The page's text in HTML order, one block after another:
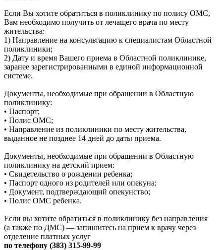
Если Вы хотите обратиться в поликлинику по полису ОМС,
Вам необходимо получить от лечащего врача по месту
жительства:
1) Направление на консультацию к специалистам Областной
поликлиники;
2) Дату и время Вашего приема в Областной поликлинике,
заранее зарегистрированными в единой информационной
системе.
Документы, необходимые при обращении в Областную
поликлинику:
• Паспорт;
• Полис ОМС;
• Направление из поликлиники по месту жительства,
выданное не позднее 14 дней до даты приема.
Документы, необходимые при обращении в Областную
поликлинику на детский прием:
• Свидетельство о рождении ребенка;
• Паспорт одного из родителей или опекуна;
• Документ, подтверждающий опекунство;
• Полис ОМС ребенка.
Если вы хотите обратиться в поликлинику без направления
(а также по ДМС) — запишитесь на прием к врачу через
отделение платных услуг
по телефону (383) 315-99-99